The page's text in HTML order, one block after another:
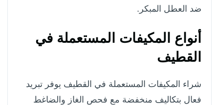
ضد العطل المبكر.
أنواع المكيفات المستعملة في
القطيف
شراء المكيفات المستعملة في القطيف يوفر تبريد
فعال بتكاليف منخفضة مع فحص الغاز والضاغط